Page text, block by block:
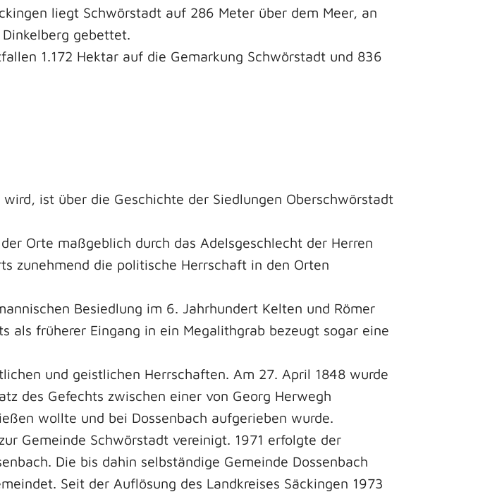
liegt Schwörstadt auf 286 Meter über dem Meer, an
gebettet.
1.172 Hektar auf die Gemarkung Schwörstadt und 836
ist über die Geschichte der Siedlungen Oberschwörstadt
Orte maßgeblich durch das Adelsgeschlecht der Herren
zunehmend die politische Herrschaft in den Orten
Besiedlung im 6. Jahrhundert Kelten und Römer
als früherer Eingang in ein Megalithgrab bezeugt sogar eine
und geistlichen Herrschaften. Am 27. April 1848 wurde
des Gefechts zwischen einer von Georg Herwegh
wollte und bei Dossenbach aufgerieben wurde.
Gemeinde Schwörstadt vereinigt. 1971 erfolgte der
Die bis dahin selbständige Gemeinde Dossenbach
Seit der Auflösung des Landkreises Säckingen 1973